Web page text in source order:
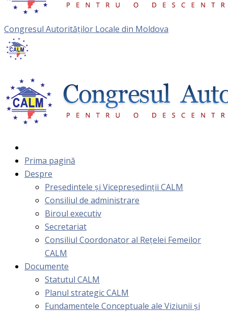
Congresul Autorităţilor Locale din Moldova
Prima pagină
Despre
Președintele și Vicepreședinții CALM
Consiliul de administrare
Biroul executiv
Secretariat
Consiliul Coordonator al Rețelei Femeilor
CALM
Documente
Statutul CALM
Planul strategic CALM
Fundamentele Conceptuale ale Viziunii și